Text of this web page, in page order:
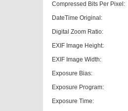
Compressed Bits Per Pixel:
DateTime Original:
Digital Zoom Ratio:
EXIF Image Height:
EXIF Image Width:
Exposure Bias:
Exposure Program:
Exposure Time: